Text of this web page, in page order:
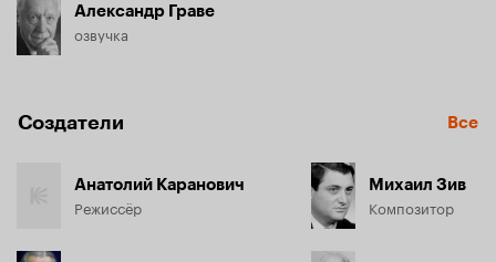
Александр Граве
озвучка
Создатели Все
Анатолий Каранович
Режиссёр
Михаил Зив
Композитор